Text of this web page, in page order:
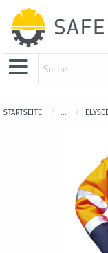
STARTSEITE ...